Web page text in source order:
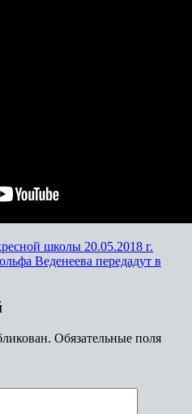
школы 20.05.2018 г.
Веденеева передадут в
Обязательные поля